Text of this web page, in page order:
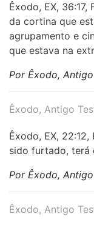
Êxodo, EX,
da cortina que
agrupamento e
que estava na
Por Êxodo,
Êxodo, Antigo
Êxodo, EX,
sido furtado, terá
Por Êxodo,
Êxodo, Antigo